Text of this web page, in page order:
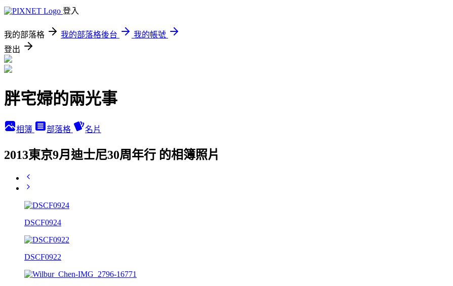
登入
我的部落格 我的部落格後台
我的帳號
登出
胖宅婦的兩光事
相簿 部落格 名片
2013東京9月迪士尼30周年行 的相簿照片
DSCF0924
DSCF0922